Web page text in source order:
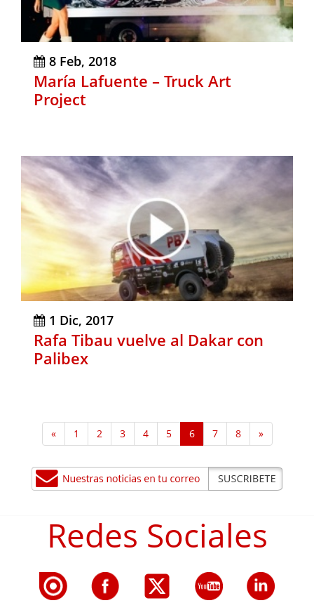
8 Feb, 2018
María Lafuente – Truck Art
Project
1 Dic, 2017
Rafa Tibau vuelve al Dakar con
Palibex
« 1 2 3 4 5 6 7 8 »
Redes Sociales